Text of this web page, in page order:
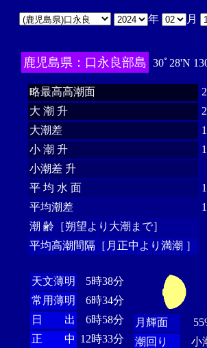
年 月
鹿児島県：口永良部島 30ﾟ28'N
略最高高潮面
大 潮 升
大潮差
小 潮 升
小潮差 升
平 均 水 面
平均潮差
潮 齢［朔望より大潮まで］
平均高潮間隔［月正中より満潮 ］
天文薄明
5時38分
常用薄明
6時34分
日 出
6時58分
正 中 12時33分
月輝面
潮回り
小